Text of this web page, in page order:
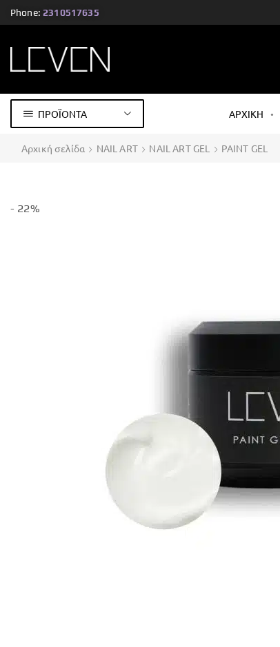
Phone: 2310517635
ΠΡΟΪΟΝΤΑ ΑΡΧΙΚΗ
Αρχική σελίδα NAIL ART NAIL ART GEL PAINT GEL
- 22%